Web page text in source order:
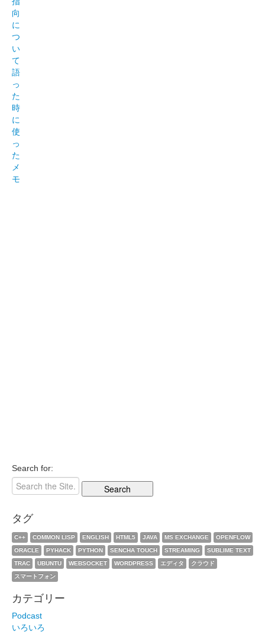
Search for:
タグ
C++ COMMON LISP ENGLISH HTML5 JAVA MS EXCHANGE
OPENFLOW
ORACLE
PYHACK PYTHON SENCHA TOUCH STREAMING
SUBLIME TEXT
TRAC
UBUNTU WEBSOCKET WORDPRESS エディタ
クラウド
スマートフォン
カテゴリー
Podcast
いろいろ